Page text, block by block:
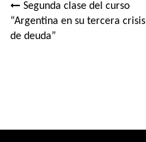
Navegación
de
Segunda clase del curso
“Argentina en su tercera crisis
de deuda”